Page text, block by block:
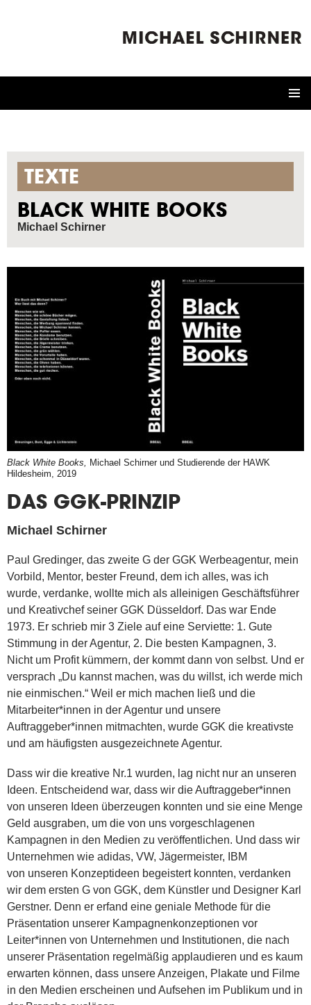
TEXTE
BLACK WHITE BOOKS
Michael Schirner
Black White Books,
Michael Schirner und Studierende der HAWK
Hildesheim, 2019
DAS GGK-PRINZIP
Michael Schirner
Paul Gredinger, das zweite G der GGK Werbeagentur, mein
Vorbild, Mentor, bester Freund, dem ich alles, was ich
wurde, verdanke, wollte mich als alleinigen Geschäftsführer
und Kreativchef seiner GGK Düsseldorf. Das war Ende
1973. Er schrieb mir 3 Ziele auf eine Serviette: 1. Gute
Stimmung in der Agentur, 2. Die besten Kampagnen, 3.
Nicht um Profit kümmern, der kommt dann von selbst. Und er
versprach „Du kannst machen, was du willst, ich werde mich
nie einmischen.“ Weil er mich machen ließ und die
Mitarbeiter*innen in der Agentur und unsere
Auftraggeber*innen mitmachten, wurde GGK die kreativste
und am häufigsten ausgezeichnete Agentur.
Dass wir die kreative Nr.1 wurden, lag nicht nur an unseren
Ideen. Entscheidend war, dass wir die Auftraggeber*innen
von unseren Ideen überzeugen konnten und sie eine Menge
Geld ausgraben, um die von uns vorgeschlagenen
Kampagnen in den Medien zu veröffentlichen. Und dass wir
Unternehmen wie adidas, VW, Jägermeister, IBM
von unseren Konzeptideen begeistert konnten, verdanken
wir dem ersten G von GGK, dem Künstler und Designer Karl
Gerstner. Denn er erfand eine geniale Methode für die
Präsentation unserer Kampagnenkonzeptionen vor
Leiter*innen von Unternehmen und Institutionen, die nach
unserer Präsentation regelmäßig applaudieren und es kaum
erwarten können, dass unsere Anzeigen, Plakate und Filme
in den Medien erscheinen und Aufsehen im Publikum und in